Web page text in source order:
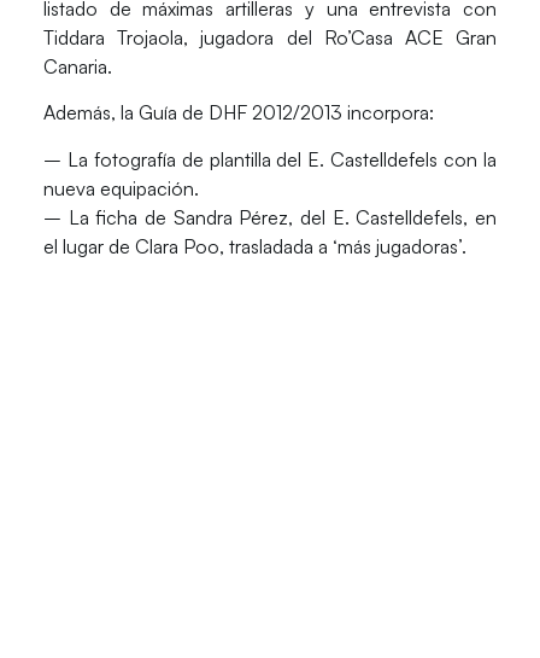
listado de máximas artilleras y una entrevista con
Tiddara Trojaola, jugadora del Ro’Casa ACE Gran
Canaria.
Además, la Guía de DHF 2012/2013 incorpora:
– La fotografía de plantilla del E. Castelldefels con la
nueva equipación.
– La ficha de Sandra Pérez, del E. Castelldefels, en
el lugar de Clara Poo, trasladada a ‘más jugadoras’.